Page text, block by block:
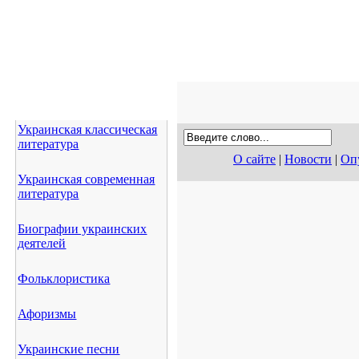
Украинская классическая
литература
Украинская современная
литература
Биографии украинских
деятелей
Фольклористика
Афоризмы
Украинские песни
О сайте | Новости |